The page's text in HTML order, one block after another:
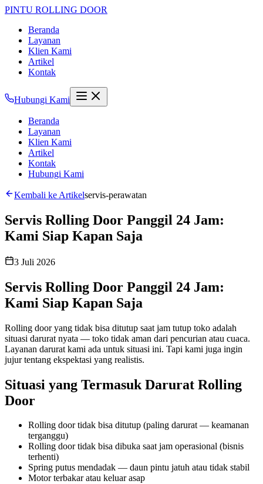
PINTU ROLLING DOOR
Beranda
Layanan
Klien Kami
Artikel
Kontak
Hubungi Kami
Beranda
Layanan
Klien Kami
Artikel
Kontak
Hubungi Kami
Kembali ke Artikelservis-perawatan
Servis Rolling Door Panggil 24 Jam:
Kami Siap Kapan Saja
3 Juli 2026
Servis Rolling Door Panggil 24 Jam:
Kami Siap Kapan Saja
Rolling door yang tidak bisa ditutup saat jam tutup toko adalah
situasi darurat nyata — toko tidak aman dari pencurian atau cuaca.
Layanan darurat kami ada untuk situasi ini. Tapi kami juga ingin
jujur tentang ekspektasi yang realistis.
Situasi yang Termasuk Darurat Rolling
Door
Rolling door tidak bisa ditutup (paling darurat — keamanan
terganggu)
Rolling door tidak bisa dibuka saat jam operasional (bisnis
terhenti)
Spring putus mendadak — daun pintu jatuh atau tidak stabil
Motor terbakar atau keluar asap